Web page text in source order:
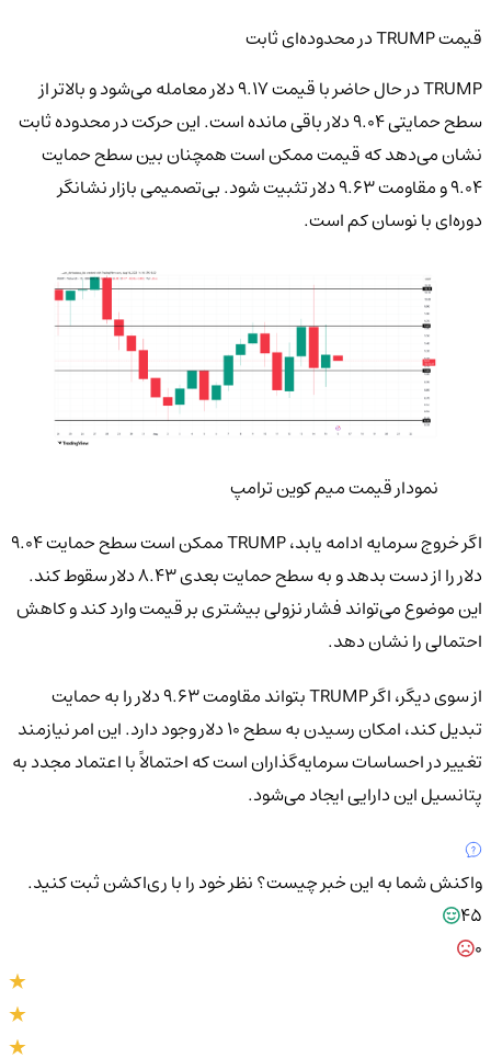
قیمت TRUMP در محدوده‌ای ثابت
TRUMP در حال حاضر با قیمت ۹.۱۷ دلار معامله می‌شود و بالاتر از
سطح حمایتی ۹.۰۴ دلار باقی مانده است. این حرکت در محدوده ثابت
نشان می‌دهد که قیمت ممکن است همچنان بین سطح حمایت
۹.۰۴ و مقاومت ۹.۶۳ دلار تثبیت شود. بی‌تصمیمی بازار نشانگر
دوره‌ای با نوسان کم است.
نمودار قیمت میم کوین ترامپ
اگر خروج سرمایه ادامه یابد، TRUMP ممکن است سطح حمایت ۹.۰۴
دلار را از دست بدهد و به سطح حمایت بعدی ۸.۴۳ دلار سقوط کند.
این موضوع می‌تواند فشار نزولی بیشتری بر قیمت وارد کند و کاهش
احتمالی را نشان دهد.
از سوی دیگر، اگر TRUMP بتواند مقاومت ۹.۶۳ دلار را به حمایت
تبدیل کند، امکان رسیدن به سطح ۱۰ دلار وجود دارد. این امر نیازمند
تغییر در احساسات سرمایه‌گذاران است که احتمالاً با اعتماد مجدد به
پتانسیل این دارایی ایجاد می‌شود.
واکنش شما به این خبر چیست؟نظر خود را با ری‌اکشن ثبت کنید.
45